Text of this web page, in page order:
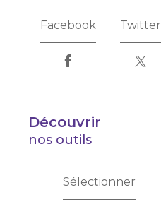
Facebook Twitter
découvrir
nos outils
Sélectionner